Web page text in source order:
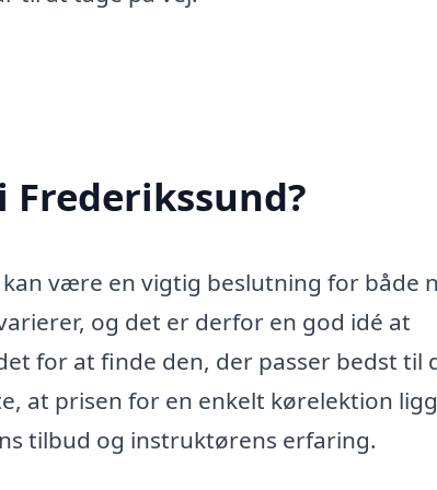
Frederikssund?
være en vigtig beslutning for både
og det er derfor en god idé at
for at finde den, der passer bedst til
at prisen for en enkelt kørelektion
tilbud og instruktørens erfaring.